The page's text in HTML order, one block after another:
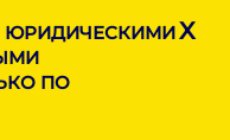
МЕНЮ
ЮРИДИЧЕСКИМИ
ПО
X